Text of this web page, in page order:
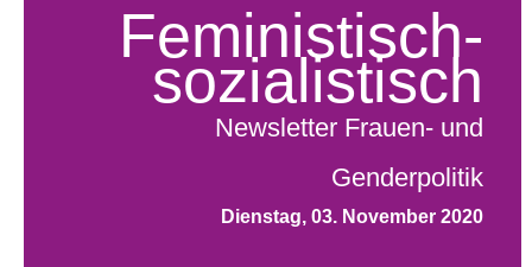
Feministisch-
sozialistisch
Newsletter Frauen- und
Genderpolitik
Dienstag, 03. November 2020